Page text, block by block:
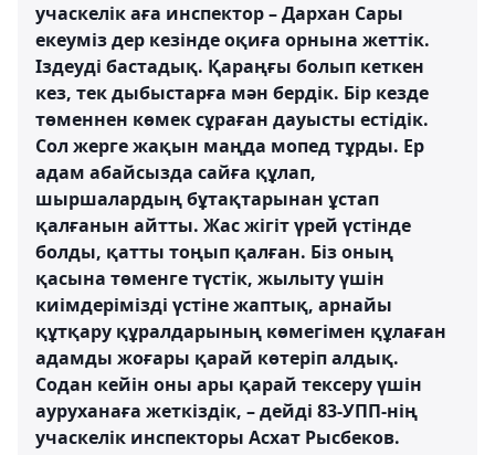
учаскелік аға инспектор – Дархан Сары
екеуміз дер кезінде оқиға орнына жеттік.
Іздеуді бастадық. Қараңғы болып кеткен
кез, тек дыбыстарға мән бердік. Бір кезде
төменнен көмек сұраған дауысты естідік.
Сол жерге жақын маңда мопед тұрды. Ер
адам абайсызда сайға құлап,
шыршалардың бұтақтарынан ұстап
қалғанын айтты. Жас жігіт үрей үстінде
болды, қатты тоңып қалған. Біз оның
қасына төменге түстік, жылыту үшін
киімдерімізді үстіне жаптық, арнайы
құтқару құралдарының көмегімен құлаған
адамды жоғары қарай көтеріп алдық.
Содан кейін оны ары қарай тексеру үшін
ауруханаға жеткіздік, – дейді 83-УПП-нің
учаскелік инспекторы Асхат Рысбеков.